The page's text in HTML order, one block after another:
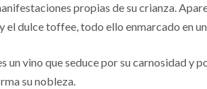
propias de su crianza.
el dulce toffee, todo ello enmarcado en
un vino que seduce por su carnosidad y
su nobleza.